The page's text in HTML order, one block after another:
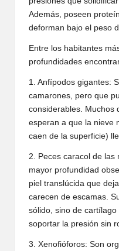
Además, poseen
deforman bajo el peso
Entre los habitantes
profundidades
1. Anfípodos gigantes:
camarones, pero que
considerables. Muchos
esperan a que la nieve
caen de la superficie)
2. Peces caracol de las
mayor profundidad
piel translúcida que
carecen de escamas.
sólido, sino de
soportar la presión sin
3. Xenofióforos: Son